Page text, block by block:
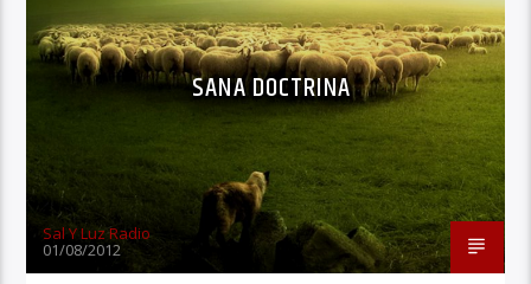
SANA DOCTRINA
Sal Y Luz Radio
01/08/2012